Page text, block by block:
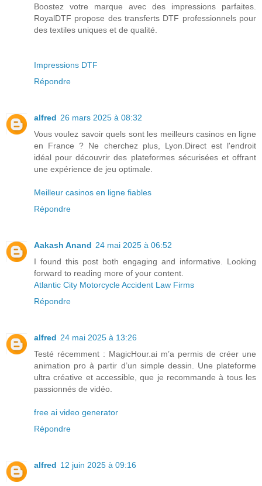
Boostez votre marque avec des impressions parfaites.
RoyalDTF propose des transferts DTF professionnels pour
des textiles uniques et de qualité.
Impressions DTF
Répondre
alfred 26 mars 2025 à 08:32
Vous voulez savoir quels sont les meilleurs casinos en ligne
en France ? Ne cherchez plus, Lyon.Direct est l'endroit
idéal pour découvrir des plateformes sécurisées et offrant
une expérience de jeu optimale.
Meilleur casinos en ligne fiables
Répondre
Aakash Anand 24 mai 2025 à 06:52
I found this post both engaging and informative. Looking
forward to reading more of your content.
Atlantic City Motorcycle Accident Law Firms
Répondre
alfred 24 mai 2025 à 13:26
Testé récemment : MagicHour.ai m’a permis de créer une
animation pro à partir d’un simple dessin. Une plateforme
ultra créative et accessible, que je recommande à tous les
passionnés de vidéo.
free ai video generator
Répondre
alfred 12 juin 2025 à 09:16